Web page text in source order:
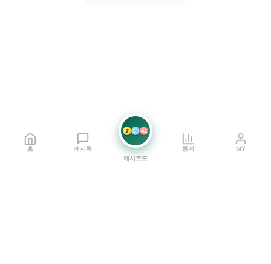
홈 캐시톡
7 21 42
캐시로또
통계 MY